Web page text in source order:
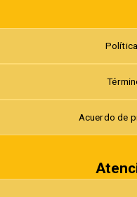
Acuerdo de